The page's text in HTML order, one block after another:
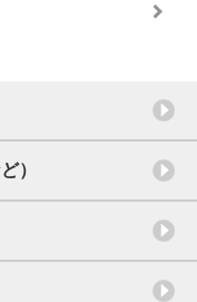
）